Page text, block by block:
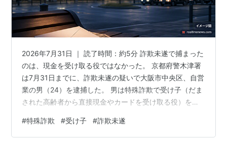
2026年7月31日 ｜ 読了時間：約5分 詐欺未遂で捕まった
のは、現金を受け取る役ではなかった。 京都府警木津署
は7月31日までに、詐欺未遂の疑いで大阪市中央区、自営
業の男（24）を逮捕した。 男は特殊詐欺で受け子（だま
された高齢者から直接現金やカードを受け取る役）を集
割も担っていたという。 手を下していない“裏方”に見え
る。 それでも容疑は、だまし取ろうとした行為そのもの
#特殊詐欺 #受け子 #詐欺未遂